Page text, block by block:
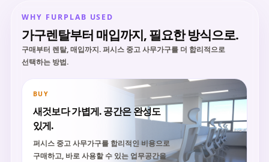
WHY FURPLAB USED
가구렌탈부터 매입까지, 필요한 방식으로.
구매부터 렌탈, 매입까지. 퍼시스 중고 사무가구를 더 합리적으로
선택하는 방법.
BUY
새것보다 가볍게. 공간은 완성도
있게.
퍼시스 중고 사무가구를 합리적인 비용으로
구매하고, 바로 사용할 수 있는 업무공간을